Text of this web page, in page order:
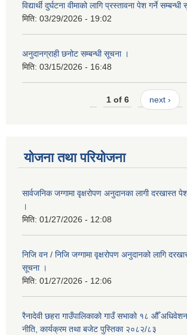
विद्यार्थी दुर्घटना वीमाको लागि प्रस्तावना पेश गर्ने सम्बन्धी
मिति: 03/29/2026 - 19:02
अनुदानग्राही छनोट सम्बन्धी सूचना ।
मिति: 03/15/2026 - 16:48
1 of 6 next ›
योजना तथा परियोजना
सार्वजनिक जग्गामा वृक्षरोपण अनुदानका लागी दरखास्त
।
मिति: 01/27/2026 - 12:08
निजि वन / निजि जग्गामा वृक्षरोपण अनुदानको लागि
सूचना ।
मिति: 01/27/2026 - 12:06
रैनादेवी छहरा गाउँपालिकाको गाउँ सभाको १८ औँ
नीति, कार्यक्रम तथा बजेट पुस्तिका २०८२/८३